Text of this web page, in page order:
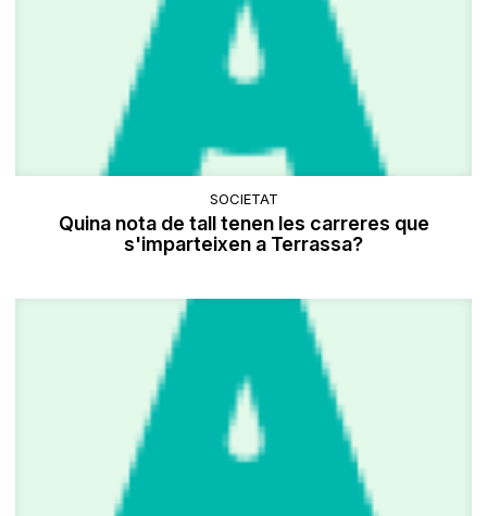
SOCIETAT
Quina nota de tall tenen les carreres que
s'imparteixen a Terrassa?